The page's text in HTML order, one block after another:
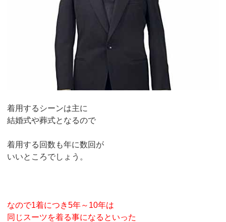
着用するシーンは主に
結婚式や葬式となるので
着用する回数も年に数回が
いいところでしょう。
なので1着につき5年～10年は
同じスーツを着る事になるといった